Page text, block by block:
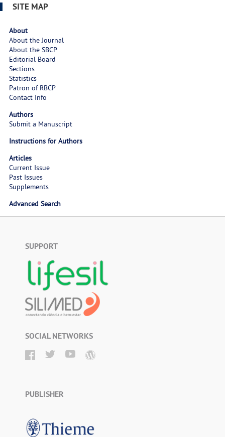
SITE MAP
About
About the Journal
About the SBCP
Editorial Board
Sections
Statistics
Patron of RBCP
Contact Info
Authors
Submit a Manuscript
Instructions for Authors
Articles
Current Issue
Past Issues
Supplements
Advanced Search
SUPPORT
SOCIAL NETWORKS
PUBLISHER